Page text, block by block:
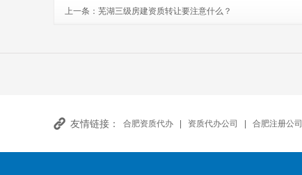
上一条： 芜湖三级房建资质转让要注意什么？
友情链接： 合肥资质代办 资质代办公司 合肥注册公司